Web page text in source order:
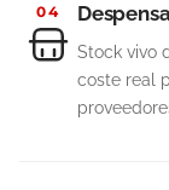
04
Stock vivo
coste real